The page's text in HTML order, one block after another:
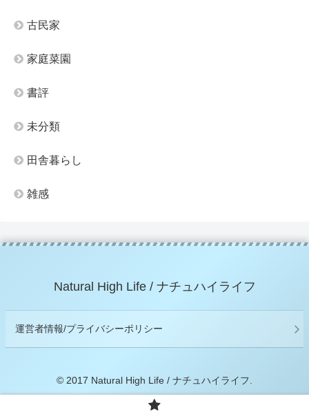
古民家
家庭菜園
書評
未分類
田舎暮らし
雑感
Natural High Life / ナチュハイライフ
運営者情報/プライバシーポリシー
© 2017 Natural High Life / ナチュハイライフ.